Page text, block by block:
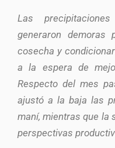
Las
generaron demoras
cosecha y
a la espera de
Respecto del mes
ajustó a la baja las
maní, mientras que la
perspectivas